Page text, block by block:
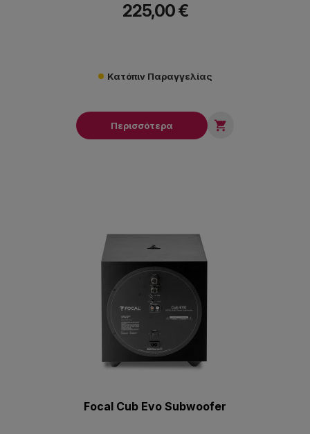
225,00 €
Κατόπιν Παραγγελίας
Περισσότερα 
Focal Cub Evo Subwoofer